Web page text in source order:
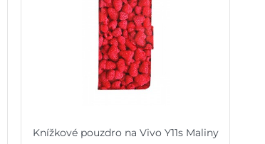
Knížkové pouzdro na Vivo Y11s Maliny